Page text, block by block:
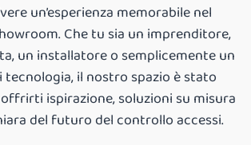
un’esperienza memorabile nel
Che tu sia un imprenditore,
un installatore o semplicemente un
tecnologia, il nostro spazio è stato
ispirazione, soluzioni su misura
del futuro del controllo accessi.